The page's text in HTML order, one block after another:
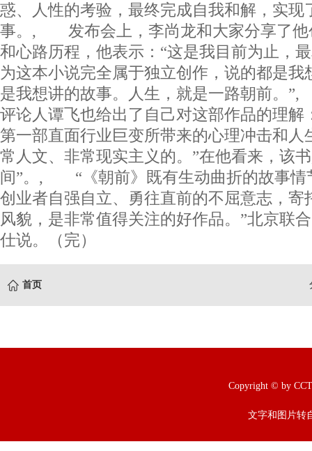
惑、人性的考验，最终完成自我和解，实现
事。, 发布会上，李尚龙和大家分享了他
和心路历程，他表示：“这是我目前为止，
为这本小说完全属于独立创作，说的都是我
是我想讲的故事。人生，就是一路朝前
评论人谭飞也给出了自己对这部作品的理解
第一部直面行业巨变所带来的心理冲击和人
常人文、非常现实主义的。”在他看来，该
间”。, “《朝前》既有生动曲折的故事情
创业者自强自立、勇往直前的不屈意志，寄
风貌，是非常值得关注的好作品。”北京联
仕说。（完）
首页
Copyright © by
文字和图片转